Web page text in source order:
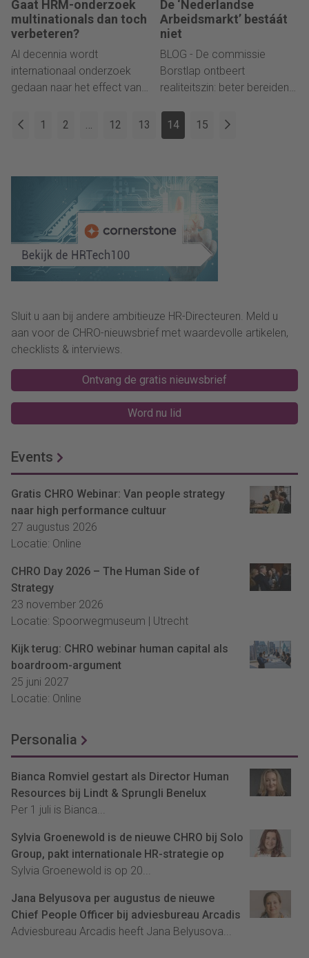
Gaat HRM-onderzoek
multinationals dan toch
verbeteren?
Al decennia wordt
internationaal onderzoek
gedaan naar het effect van
opgeleverd?
De ‘Nederlandse
Arbeidsmarkt’ bestáát
niet
BLOG - De commissie
Borstlap ontbeert
realiteitszin: beter bereiden
mondiale realiteit.
1 2 … 12 13 14 15
Sluit u aan bij andere ambitieuze HR-Directeuren. Meld u
aan voor de CHRO-nieuwsbrief met waardevolle artikelen,
checklists & interviews.
Ontvang de gratis nieuwsbrief
Word nu lid
Events
Gratis CHRO Webinar: Van people strategy
naar high performance cultuur
27 augustus 2026
Locatie: Online
CHRO Day 2026 – The Human Side of
Strategy
23 november 2026
Locatie: Spoorwegmuseum | Utrecht
Kijk terug: CHRO webinar human capital als
boardroom-argument
25 juni 2027
Locatie: Online
Personalia
Bianca Romviel gestart als Director Human
Resources bij Lindt & Sprungli Benelux
Per 1 juli is Bianca...
Sylvia Groenewold is de nieuwe CHRO bij Solo
Group, pakt internationale HR-strategie op
Sylvia Groenewold is op 20...
Jana Belyusova per augustus de nieuwe
Chief People Officer bij adviesbureau Arcadis
Adviesbureau Arcadis heeft Jana Belyusova...